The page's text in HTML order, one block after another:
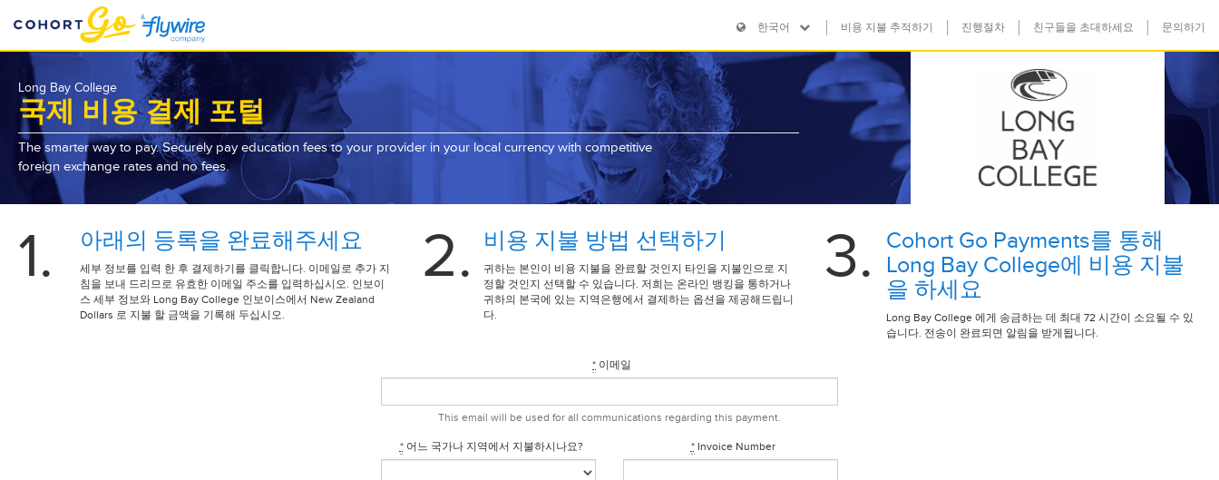
한국어 비용 지불 추적하기 진행절차 친구들을 초대하세요 문의하기
Long Bay College
국제 비용 결제 포털
The smarter way to pay. Securely pay education fees to your provider in your local currency with competitive
foreign exchange rates and no fees.
1. 아래의 등록을 완료해주세요
세부 정보를 입력 한 후 결제하기를 클릭합니다. 이메일로 추가 지
침을 보내 드리므로 유효한 이메일 주소를 입력하십시오. 인보이
스 세부 정보와 Long Bay College 인보이스에서 New Zealand
Dollars 로 지불 할 금액을 기록해 두십시오.
2. 비용 지불 방법 선택하기
귀하는 본인이 비용 지불을 완료할 것인지 타인을 지불인으로 지
정할 것인지 선택할 수 있습니다. 저희는 온라인 뱅킹을 통하거나
귀하의 본국에 있는 지역은행에서 결제하는 옵션을 제공해드립니
다.
3.
Cohort Go Payments를 통해
Long Bay College에 비용 지불
을 하세요
Long Bay College 에게 송금하는 데 최대 72 시간이 소요될 수 있
습니다. 전송이 완료되면 알림을 받게됩니다.
* 이메일
This email will be used for all communications regarding this payment.
*어느 국가나 지역에서 지불하시나요? *Invoice Number